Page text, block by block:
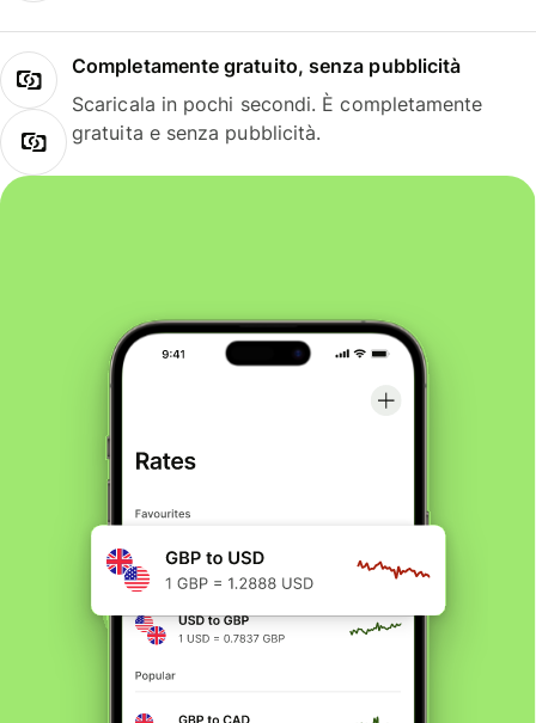
Completamente gratuito, senza pubblicità
Scaricala in pochi secondi. È completamente
gratuita e senza pubblicità.